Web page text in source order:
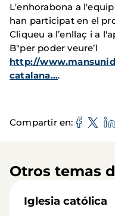
L'enhorabona a
han participat en el
Cliqueu a l’enllaç i a
B"per poder veure’l
http://
catalana....
Compartir en
Otros temas
Iglesia católica